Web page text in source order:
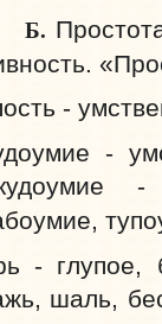
Б.
-
-
-
- глупое,
шаль,